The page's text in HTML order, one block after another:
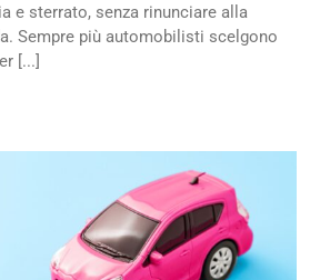
e sterrato, senza rinunciare alla
Sempre più automobilisti scelgono
[...]